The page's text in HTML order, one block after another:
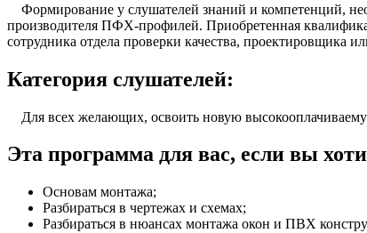
Формирование у слушателей знаний и компетенций,
производителя ПФХ-профилей. Приобретенная
сотрудника отдела проверки качества, проектировщика
Категория слушателей:
Для всех желающих, освоить новую
Эта программа для вас, если вы
Основам монтажа;
Разбираться в чертежах и схемах;
Разбираться в нюансах монтажа окон и ПВХ